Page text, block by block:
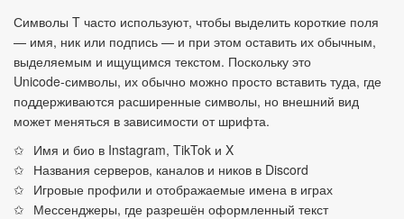
Символы T часто используют, чтобы выделить короткие поля
— имя, ник или подпись — и при этом оставить их обычным,
выделяемым и ищущимся текстом. Поскольку это
Unicode‑символы, их обычно можно просто вставить туда, где
поддерживаются расширенные символы, но внешний вид
может меняться в зависимости от шрифта.
Имя и био в Instagram, TikTok и X
Названия серверов, каналов и ников в Discord
Игровые профили и отображаемые имена в играх
Мессенджеры, где разрешён оформленный текст